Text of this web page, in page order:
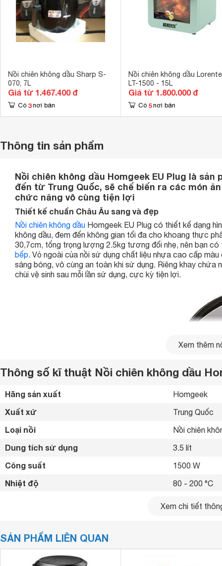
Nồi chiên không dầu Sharp S-
070, 7L
Giá từ 1.467.400 đ
Có 3 nơi bán
Nồi chiên không dầu Lorente
LT-1500 - 15L
Giá từ 1.800.000 đ
Có 5 nơi bán
Thông tin sản phẩm
Nồi chiên không dầu Homgeek EU Plug là
đến từ Trung Quốc, sẽ chế biến ra các món
chức năng vô cùng tiện lợi
Thiết kế chuẩn Châu Âu sang và đẹp
Nồi chiên không dầu Homgeek EU Plug có thiết kế dạng
không dầu, đem đến không gian tối đa cho khoang thực
30,7cm, tổng trọng lượng 2.5kg tương đối nhẹ, nên bạn
bếp. Vỏ ngoài của nồi sử dụng chất liệu nhựa cao cấp
sáng bóng, vô cùng an toàn khi sử dụng. Riêng khay chứa
chùi vệ sinh sau mỗi lần sử dụng, cực kỳ tiện lợi.
Xem thêm
Thông số kĩ thuật Nồi chiên không dầu
Hãng sản xuất Homgeek
Xuất xứ Trung Quốc
Loại nồi Nồi chiên
Dung tích sử dụng 3.5 lít
Công suất 1500 W
Nhiệt độ 80 - 200 °C
0 - 30 phút
Chức năng nấu
Phụ kiện lòng nồi
Xem chi tiết
SẢN PHẨM LIÊN QUAN